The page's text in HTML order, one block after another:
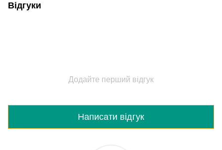
Відгуки
Додайте перший відгук
Написати відгук